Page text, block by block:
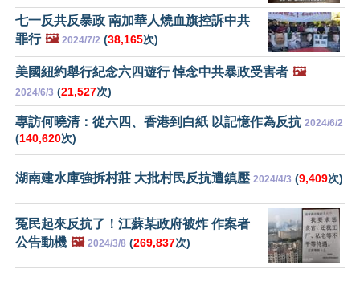
七一反共反暴政 南加華人燒血旗控訴中共
罪行 🖼️ 2024/7/2 (38,165次)
美國紐約舉行紀念六四遊行 悼念中共暴政受害者 🖼️
2024/6/3 (21,527次)
專訪何曉清：從六四、香港到白紙 以記憶作為反抗 2024/6/2
(140,620次)
湖南建水庫強拆村莊 大批村民反抗遭鎮壓 2024/4/3 (9,409次)
冤民起來反抗了！江蘇某政府被炸 作案者
公告動機 🖼️ 2024/3/8 (269,837次)